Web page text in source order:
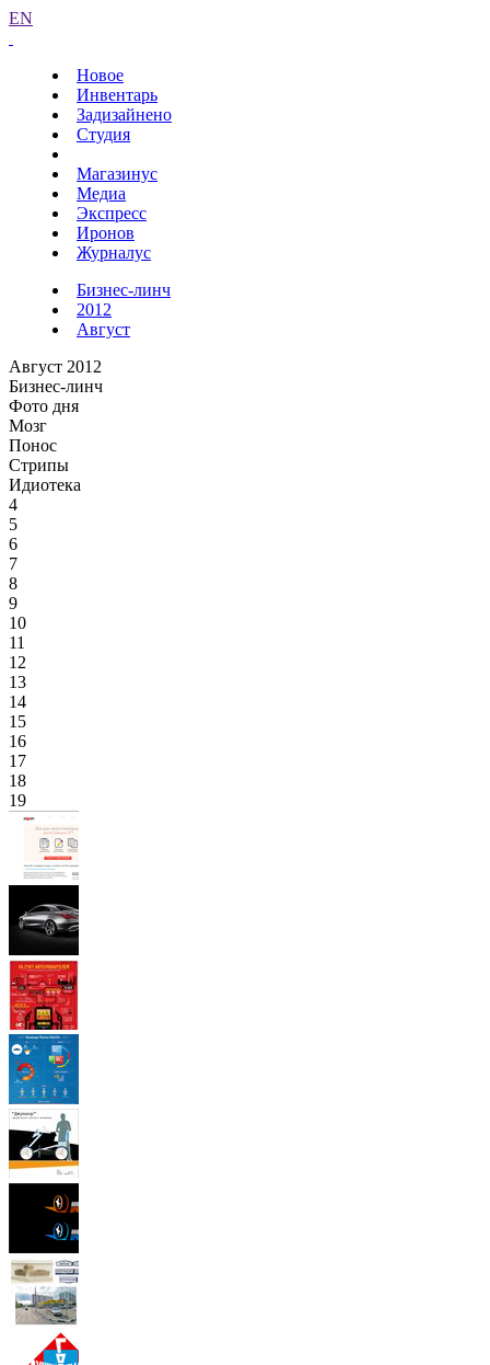
EN
Новое
Инвентарь
Задизайнено
Студия
Магазинус
Медиа
Экспресс
Иронов
Журналус
Бизнес-линч
2012
Август
Август 2012
Бизнес-линч
Фото дня
Мозг
Понос
Стрипы
Идиотека
4
5
6
7
8
9
10
11
12
13
14
15
16
17
18
19